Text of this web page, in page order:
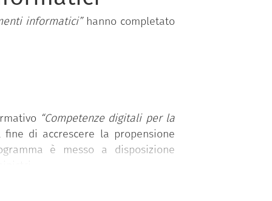
informatici”hanno completato
“Competenze digitali per la
di accrescere la propensione
è messo a disposizione